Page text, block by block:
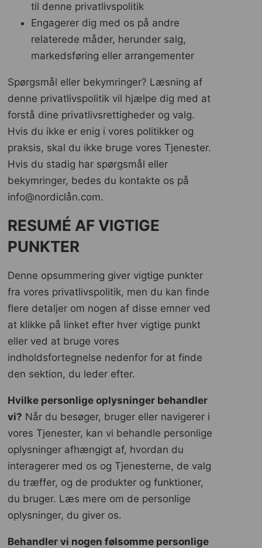
til denne privatlivspolitik
Engagerer dig med os på andre
relaterede måder, herunder salg,
markedsføring eller arrangementer
Spørgsmål eller bekymringer? Læsning af
denne privatlivspolitik vil hjælpe dig med at
forstå dine privatlivsrettigheder og valg.
Hvis du ikke er enig i vores politikker og
praksis, skal du ikke bruge vores Tjenester.
Hvis du stadig har spørgsmål eller
bekymringer, bedes du kontakte os på
info@nordiclån.com.
RESUMÉ AF VIGTIGE
PUNKTER
Denne opsummering giver vigtige punkter
fra vores privatlivspolitik, men du kan finde
flere detaljer om nogen af ​​disse emner ved
at klikke på linket efter hver vigtige punkt
eller ved at bruge vores
indholdsfortegnelse nedenfor for at finde
den sektion, du leder efter.
Hvilke personlige oplysninger behandler
vi? Når du besøger, bruger eller navigerer i
vores Tjenester, kan vi behandle personlige
oplysninger afhængigt af, hvordan du
interagerer med os og Tjenesterne, de valg
du træffer, og de produkter og funktioner,
du bruger. Læs mere om de personlige
oplysninger, du giver os.
Behandler vi nogen følsomme personlige